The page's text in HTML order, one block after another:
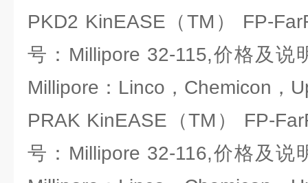
PKD2 KinEASE（TM） FP-
号：Millipore 32-115,价格及说
Millipore：Linco，Chemicon，
PRAK KinEASE（TM） FP-
号：Millipore 32-116,价格及说